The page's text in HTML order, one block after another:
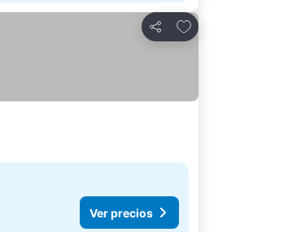
Compartir
Agregar a favoritos
Ver precios